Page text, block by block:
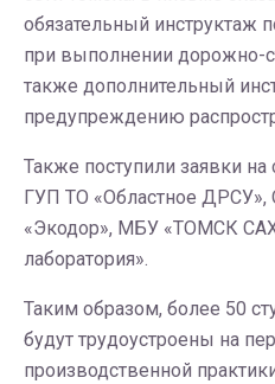
обязательный инструктаж
при выполнении дорожно-
также дополнительный
предупреждению
Также поступили заявки
ГУП ТО «Областное
«Экодор», МБУ «ТОМСК
лаборатория».
Таким образом, более 50
будут трудоустроены на
производственной